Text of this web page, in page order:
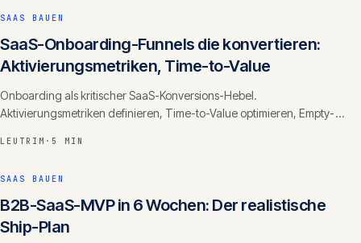
SAAS BAUEN
SaaS-Onboarding-Funnels die konvertieren:
Aktivierungsmetriken, Time-to-Value
Onboarding als kritischer SaaS-Konversions-Hebel.
Aktivierungsmetriken definieren, Time-to-Value optimieren, Empty-
LEUTRIM · 5 MIN
SAAS BAUEN
B2B-SaaS-MVP in 6 Wochen: Der realistische
Ship-Plan